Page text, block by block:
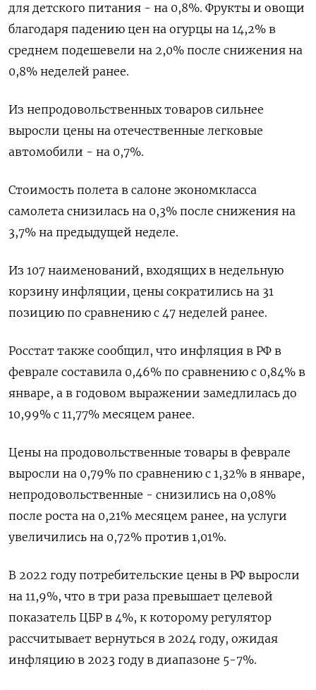
для детского питания - на 0,8%. Фрукты и овощи
благодаря падению цен на огурцы на 14,2% в
среднем подешевели на 2,0% после снижения на
0,8% неделей ранее.
Из непродовольственных товаров сильнее
выросли цены на отечественные легковые
автомобили - на 0,7%.
Стоимость полета в салоне экономкласса
самолета снизилась на 0,3% после снижения на
3,7% на предыдущей неделе.
Из 107 наименований, входящих в недельную
корзину инфляции, цены сократились на 31
позицию по сравнению с 47 неделей ранее.
Росстат также сообщил, что инфляция в РФ в
феврале составила 0,46% по сравнению с 0,84% в
январе, а в годовом выражении замедлилась до
10,99% с 11,77% месяцем ранее.
Цены на продовольственные товары в феврале
выросли на 0,79% по сравнению с 1,32% в январе,
непродовольственные - снизились на 0,08%
после роста на 0,21% месяцем ранее, на услуги
увеличились на 0,72% против 1,01%.
В 2022 году потребительские цены в РФ выросли
на 11,9%, что в три раза превышает целевой
показатель ЦБР в 4%, к которому регулятор
рассчитывает вернуться в 2024 году, ожидая
инфляцию в 2023 году в диапазоне 5-7%.